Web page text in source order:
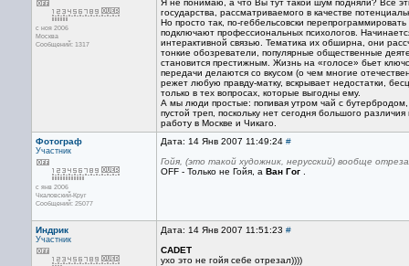
с ноя 2006
Москва
Сообщений: 1317
Я не понимаю, а что Вы тут такой шум подняли? Все
государства, рассматриваемого в качестве
Но просто так, по-геббельсовски
подключают профессиональных психологов.
интерактивной связью. Тематика их обширна, они
тонкие обозреватели, популярные общественные
становится престижным. Жизнь на «голосе» бьет
передачи делаются со вкусом (о чем многие
режет любую правду-матку, вскрывает недостатки,
только в тех вопросах, которые выгодны ему.
А мы люди простые: попивая утром чай с
пустой треп, поскольку нет сегодня большого
работу в Москве и Чикаго.
Фотограф
Участник
с янв 2006
Чкаловский-Круг
Сообщений: 25077
Дата: 14 Янв 2007 11:49:24 #
Гойя, (это такой художник, нерусский) вообще
OFF - Только не Гойя, а Ван Гог
Индрик
Участник
Дата: 14 Янв 2007 11:51:23 #
CADET
ухо это не гойя себе отрезал))))